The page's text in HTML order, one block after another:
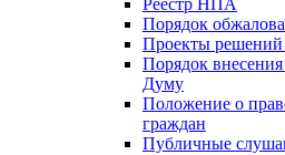
Реестр НПА
Порядок
Проекты
Порядок
Думу
Положение о
граждан
Публичные